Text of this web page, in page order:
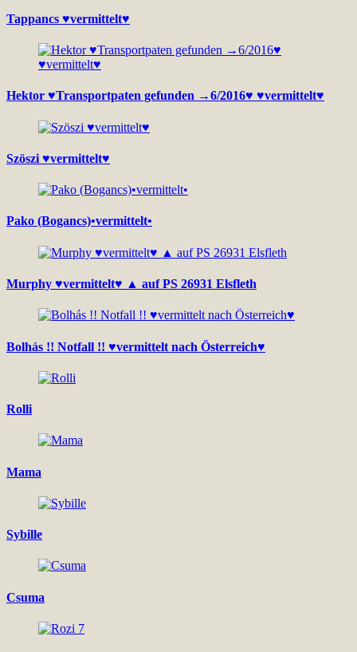
Tappancs ♥vermittelt♥
Hektor ♥Transportpaten gefunden →6/2016♥ ♥vermittelt♥
Szöszi ♥vermittelt♥
Pako (Bogancs)•vermittelt•
Murphy ♥vermittelt♥ ▲ auf PS 26931 Elsfleth
Bolhás !! Notfall !! ♥vermittelt nach Österreich♥
Rolli
Mama
Sybille
Csuma